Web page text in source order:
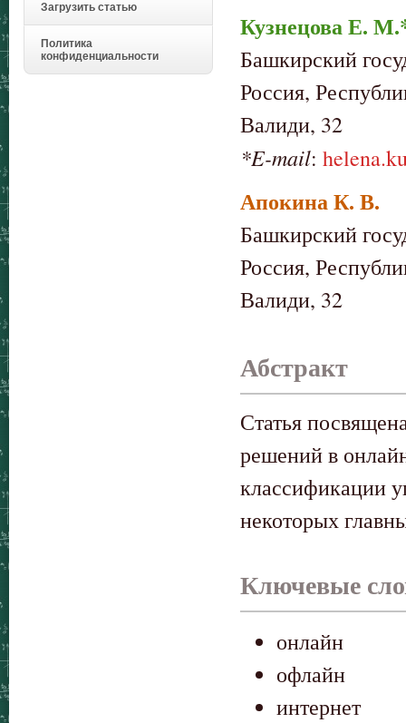
Загрузить статью
Политика
конфиденциальности
Кузнецова Е.
Башкирский
Россия,
Валиди, 32
*E-mail:
Апокина К. В.
Башкирский
Россия,
Валиди, 32
Абстракт
Статья
решений в
классификации
некоторых
Ключевые
онлайн
офлайн
интернет